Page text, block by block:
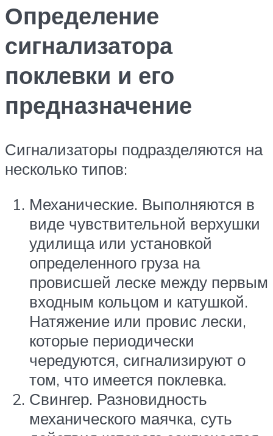
Определение
сигнализатора
поклевки и его
предназначение
Сигнализаторы подразделяются на
несколько типов:
Механические. Выполняются в
виде чувствительной верхушки
удилища или установкой
определенного груза на
провисшей леске между первым
входным кольцом и катушкой.
Натяжение или провис лески,
которые периодически
чередуются, сигнализируют о
том, что имеется поклевка.
Свингер. Разновидность
механического маячка, суть